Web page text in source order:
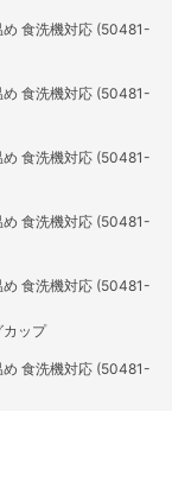
食洗機対応 (50481-
食洗機対応 (50481-
食洗機対応 (50481-
食洗機対応 (50481-
食洗機対応 (50481-
カップ
食洗機対応 (50481-